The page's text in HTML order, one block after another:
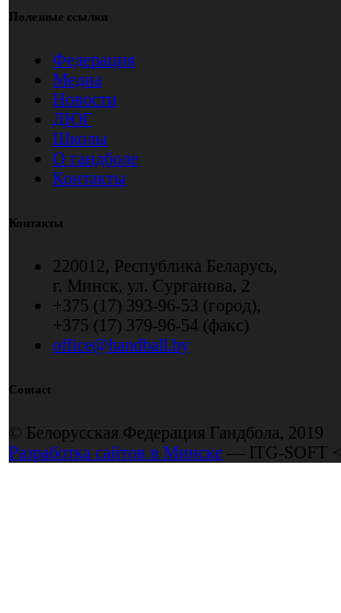
Полезные ссылки
Федерация
Медиа
Новости
ДЮГ
Школы
О гандболе
Контакты
Контакты
220012, Республика Беларусь,
г. Минск, ул. Сурганова, 2
+375 (17) 393-96-53 (город),
+375 (17) 379-96-54 (факс)
office@handball.by
Contact
© Белорусская Федерация Гандбола, 2019
Разработка сайтов в Минске — ITG-SOFT